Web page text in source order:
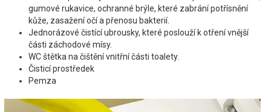
gumové rukavice, ochranné brýle, které zabrání potřísnění
kůže, zasažení očí a přenosu bakterií.
Jednorázové čistící ubrousky, které poslouží k otření vnější
části záchodové mísy.
WC štětka na čištění vnitřní části toalety.
Čisticí prostředek
Pemza